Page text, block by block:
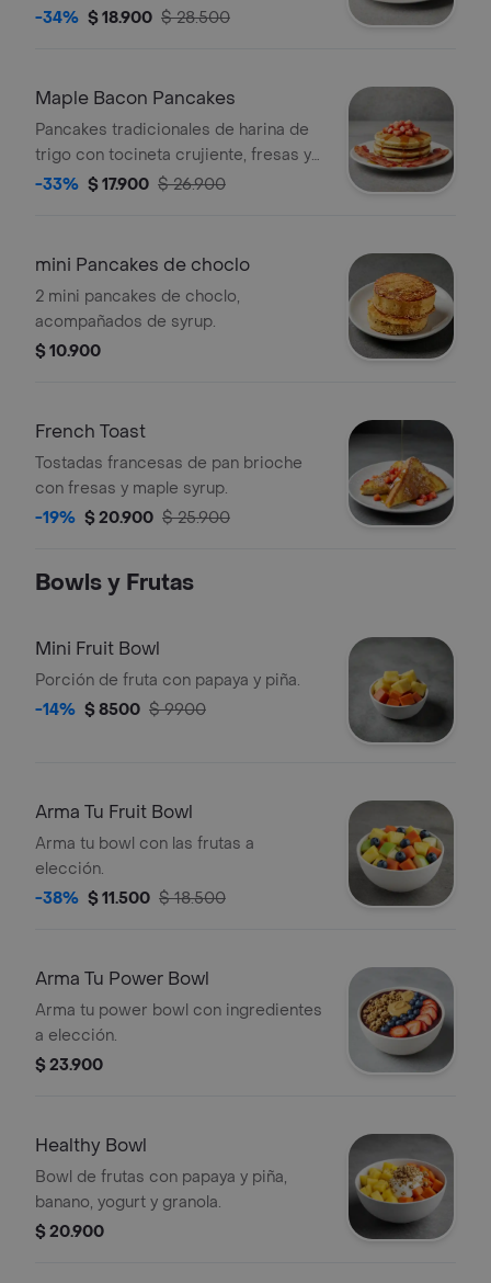
tajadas de banano y maple syrup.
-34% $ 18.900 $ 28.500
Maple Bacon Pancakes
Pancakes tradicionales de harina de
trigo con tocineta crujiente, fresas y
maple syrup.
-33% $ 17.900 $ 26.900
mini Pancakes de choclo
2 mini pancakes de choclo,
acompañados de syrup.
$ 10.900
French Toast
Tostadas francesas de pan brioche
con fresas y maple syrup.
-19% $ 20.900 $ 25.900
Bowls y Frutas
Mini Fruit Bowl
Porción de fruta con papaya y piña.
-14% $ 8500 $ 9900
Arma Tu Fruit Bowl
Arma tu bowl con las frutas a
elección.
-38% $ 11.500 $ 18.500
Arma Tu Power Bowl
Arma tu power bowl con ingredientes
a elección.
$ 23.900
Healthy Bowl
Bowl de frutas con papaya y piña,
banano, yogurt y granola.
$ 20.900